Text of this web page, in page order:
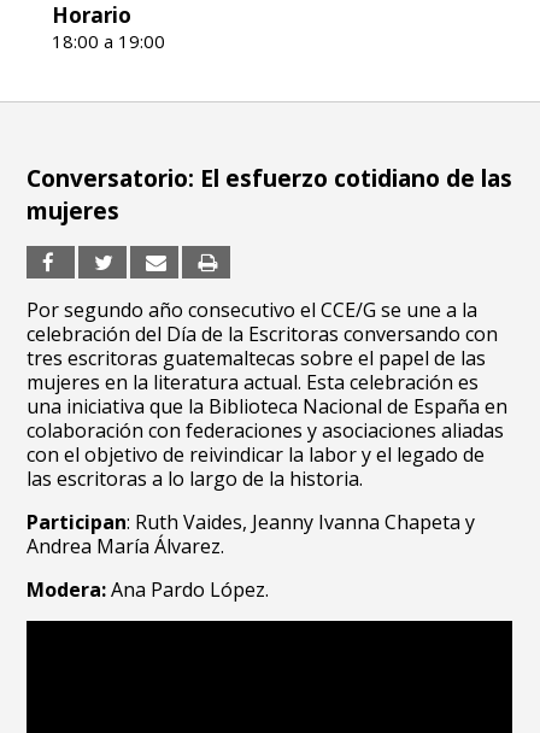
Horario
18:00 a 19:00
Conversatorio: El esfuerzo cotidiano de las
mujeres
Por segundo año consecutivo el CCE/G se une a la
celebración del Día de la Escritoras conversando con
tres escritoras guatemaltecas sobre el papel de las
mujeres en la literatura actual. Esta celebración es
una iniciativa que la Biblioteca Nacional de España en
colaboración con federaciones y asociaciones aliadas
con el objetivo de reivindicar la labor y el legado de
las escritoras a lo largo de la historia.
Participan: Ruth Vaides, Jeanny Ivanna Chapeta y
Andrea María Álvarez.
Modera:Ana Pardo López.